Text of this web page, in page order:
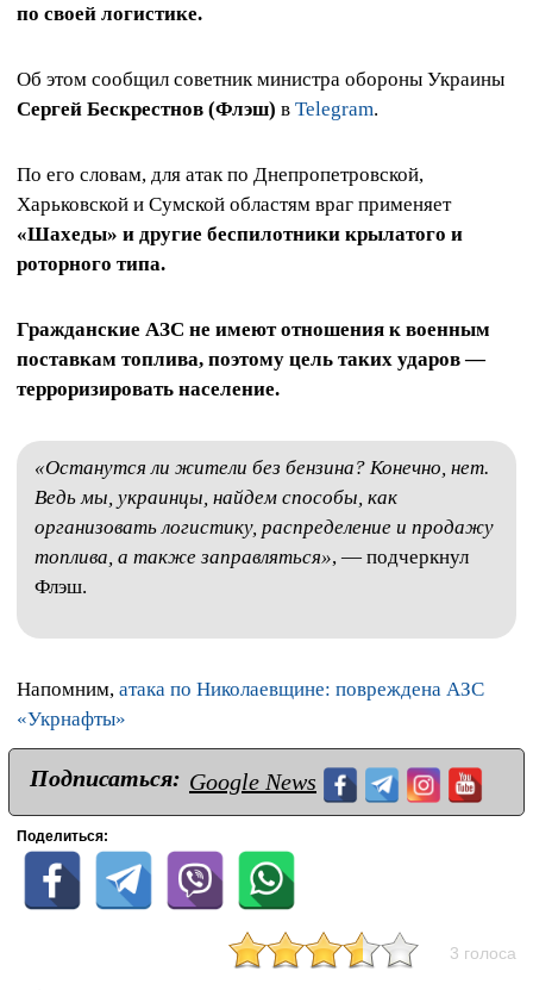
по своей логистике.
Об этом сообщил советник министра обороны Украины
Сергей Бескрестнов (Флэш) в Telegram.
По его словам, для атак по Днепропетровской,
Харьковской и Сумской областям враг применяет
«Шахеды» и другие беспилотники крылатого и
роторного типа.
Гражданские АЗС не имеют отношения к военным
поставкам топлива, поэтому цель таких ударов —
терроризировать население.
«Останутся ли жители без бензина? Конечно, нет.
Ведь мы, украинцы, найдем способы, как
организовать логистику, распределение и продажу
топлива, а также заправляться», — подчеркнул
Флэш.
Напомним, атака по Николаевщине: повреждена АЗС
«Укрнафты»
Подписаться: Google News
Поделиться:
3 голоса